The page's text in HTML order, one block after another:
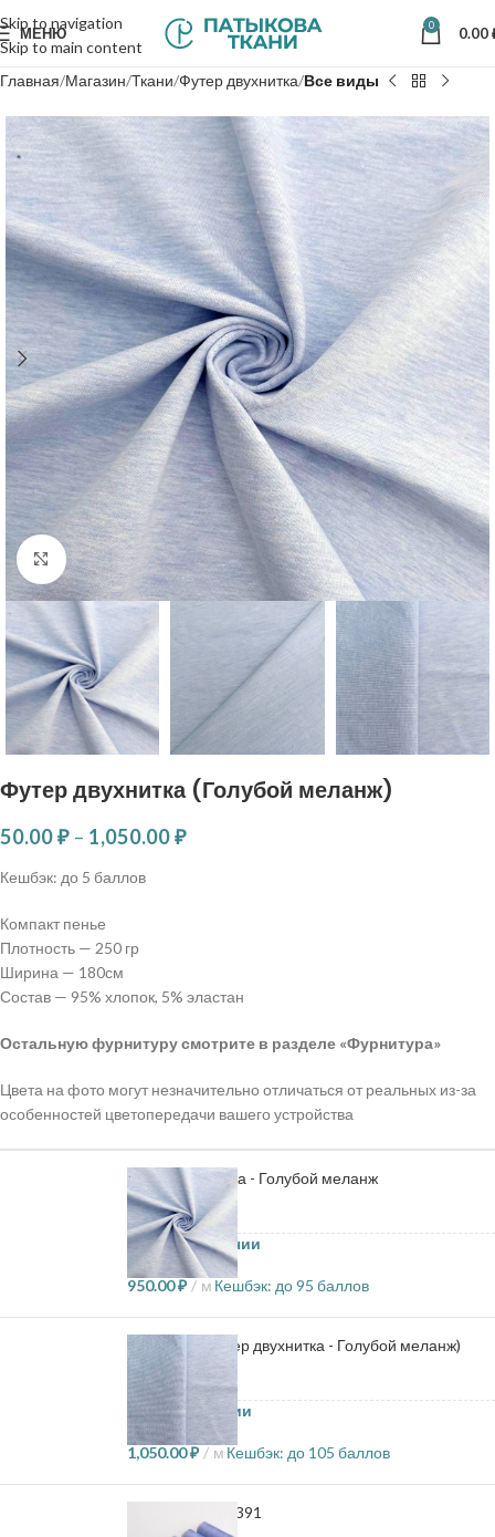
Skip to navigation
Skip to main content
МЕНЮ 0 0.00
Главная Магазин Ткани Футер двухнитка Все виды
Нажмите, чтобы увеличить
Футер двухнитка (Голубой меланж)
50.00₽ – 1,050.00₽
Кешбэк: до 5 баллов
Компакт пенье
Плотность — 250 гр
Ширина — 180см
Состав — 95% хлопок, 5% эластан
Остальную фурнитуру смотрите в разделе «Фурнитура»
Цвета на фото могут незначительно отличаться от реальных из-за
особенностей цветопередачи вашего устройства
Футер двухнитка - Голубой меланж
950.00₽ м Кешбэк: до 95 баллов
22.4 в наличии
Кашкорсе (Футер двухнитка - Голубой меланж)
1,050.00₽ м Кешбэк: до 105 баллов
1.6 в наличии
Нитки Dor tak - 391